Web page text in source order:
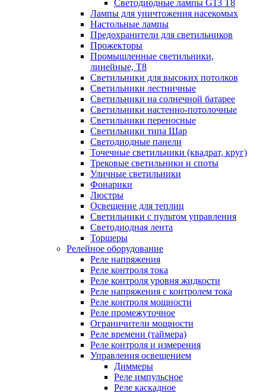
Светодиодные лампы G13 Т8
Лампы для уничтожения насекомых
Настольные лампы
Предохранители для светильников
Прожекторы
Промышленные светильники,
линейные, Т8
Светильники для высоких потолков
Светильники лестничные
Светильники на солнечной батарее
Светильники настенно-потолочные
Светильники переносные
Светильники типа Шар
Светодиодные панели
Точечные светильники (квадрат, круг)
Трековые светильники и споты
Уличные светильники
Фонарики
Люстры
Освещение для теплиц
Светильники с пультом управления
Светодиодная лента
Торшеры
Релейное оборудование
Реле напряжения
Реле контроля тока
Реле контроля уровня жидкости
Реле напряжения с контролем тока
Реле контроля мощности
Реле промежуточное
Ограничители мощности
Реле времени (таймера)
Реле контроля и измерения
Управления освещением
Диммеры
Реле импульсное
Реле каскадное